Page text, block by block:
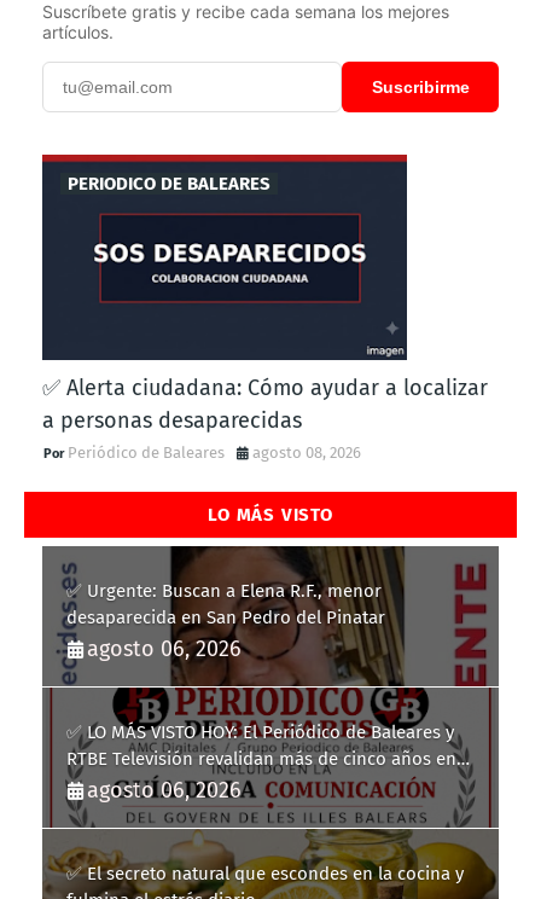
Suscríbete gratis y recibe cada semana los mejores
artículos.
Suscribirme
PERIODICO DE BALEARES
✅ Alerta ciudadana: Cómo ayudar a localizar
a personas desaparecidas
Periódico de Baleares agosto 08, 2026
LO MÁS VISTO
✅ Urgente: Buscan a Elena R.F., menor
desaparecida en San Pedro del Pinatar
agosto 06, 2026
✅ LO MÁS VISTO HOY: El Periódico de Baleares y
RTBE Televisión revalidan más de cinco años en
la Guía de la Comunicación del Govern de les Illes
Balears
agosto 06, 2026
✅ El secreto natural que escondes en la cocina y